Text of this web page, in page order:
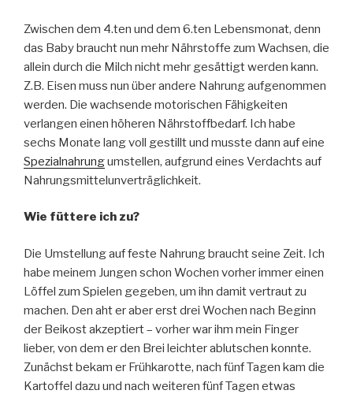
Zwischen dem 4.ten und dem 6.ten Lebensmonat, denn
das Baby braucht nun mehr Nährstoffe zum Wachsen, die
allein durch die Milch nicht mehr gesättigt werden kann.
Z.B. Eisen muss nun über andere Nahrung aufgenommen
werden. Die wachsende motorischen Fähigkeiten
verlangen einen höheren Nährstoffbedarf. Ich habe
sechs Monate lang voll gestillt und musste dann auf eine
Spezialnahrungumstellen, aufgrund eines Verdachts auf
Nahrungsmittelunverträglichkeit.
Wie füttere ich zu?
Die Umstellung auf feste Nahrung braucht seine Zeit. Ich
habe meinem Jungen schon Wochen vorher immer einen
Löffel zum Spielen gegeben, um ihn damit vertraut zu
machen. Den aht er aber erst drei Wochen nach Beginn
der Beikost akzeptiert – vorher war ihm mein Finger
lieber, von dem er den Brei leichter ablutschen konnte.
Zunächst bekam er Frühkarotte, nach fünf Tagen kam die
Kartoffel dazu und nach weiteren fünf Tagen etwas